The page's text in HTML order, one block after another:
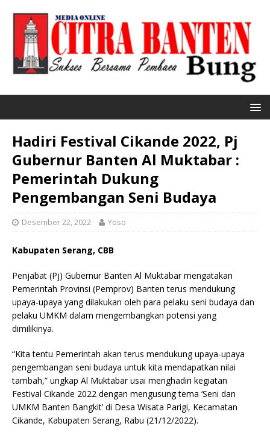
Hadiri Festival Cikande 2022, Pj
Gubernur Banten Al Muktabar :
Pemerintah Dukung
Pengembangan Seni Budaya
Desember 22, 2022 Yoso
Kabupaten Serang, CBB
Penjabat (Pj) Gubernur Banten Al Muktabar mengatakan
Pemerintah Provinsi (Pemprov) Banten terus mendukung
upaya-upaya yang dilakukan oleh para pelaku seni budaya dan
pelaku UMKM dalam mengembangkan potensi yang
dimilikinya.
“Kita tentu Pemerintah akan terus mendukung upaya-upaya
pengembangan seni budaya untuk kita mendapatkan nilai
tambah,” ungkap Al Muktabar usai menghadiri kegiatan
Festival Cikande 2022 dengan mengusung tema ‘Seni dan
UMKM Banten Bangkit’ di Desa Wisata Parigi, Kecamatan
Cikande, Kabupaten Serang, Rabu (21/12/2022).